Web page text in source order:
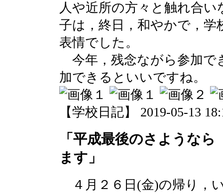
人や近所の方々と触れ合
子は，終日，和やかで，
表情でした。
今年，残念ながら参加で
加できるといいですね。
【学校日記】 2019-05-13
「平成最後のさような
ます」
４月２６日(金)の帰り，